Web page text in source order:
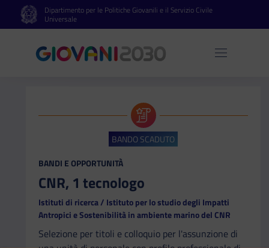
Vai al contenuto principale
Vai al footerDipartimento per le Politiche Giovanili e il Servizio Civile
Universale
Apri
BANDO SCADUTO
CATEGORIA:
BANDI E OPPORTUNITÀ
CNR, 1 tecnologo
Istituti di ricerca / Istituto per lo studio degli Impatti
Antropici e Sostenibilità in ambiente marino del CNR
Selezione per titoli e colloquio per l'assunzione di